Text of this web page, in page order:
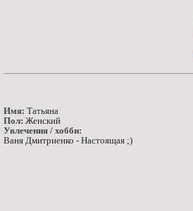
Имя: Татьяна
Пол: Женский
Увлечения / хобби:
Ваня Дмитриенко - Настоящая ;)